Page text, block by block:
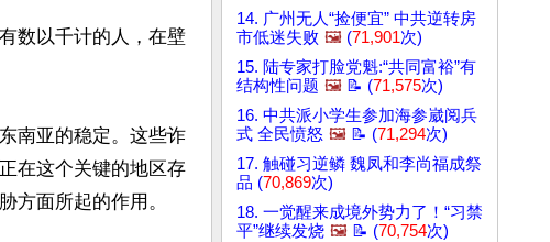
数以千计的人，在壁
南亚的稳定。这些诈
在这个关键的地区存
方面所起的作用。
14. 广州无人“捡便宜” 中共逆转房
市低迷失败 🖼️ (71,901次)
15. 陆专家打脸党魁:“共同富裕”有
结构性问题 🖼️ 📝 (71,575次)
16. 中共派小学生参加海参崴阅兵
式 全民愤怒 🖼️ 📝 (71,294次)
17. 触碰习逆鳞 魏凤和李尚福成祭
品 (70,869次)
18. 一觉醒来成境外势力了！“习禁
平”继续发烧 🖼️ 📝 (70,754次)